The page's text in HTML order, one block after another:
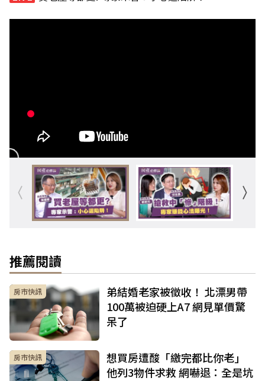
推薦閱讀
房市快訊
弟結婚老家被徵收！ 北漂男帶
100萬被迫硬上A7 網見單價驚
呆了
房市快訊
想買房遭酸「繳完都比你老」
他列3物件求救 網嚇退：全是坑